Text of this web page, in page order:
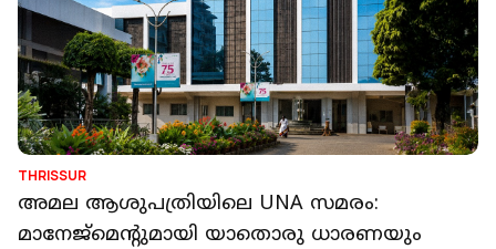
THRISSUR
അമല ആശുപത്രിയിലെ UNA സമരം:
മാനേജ്‌മെന്റുമായി യാതൊരു ധാരണയും